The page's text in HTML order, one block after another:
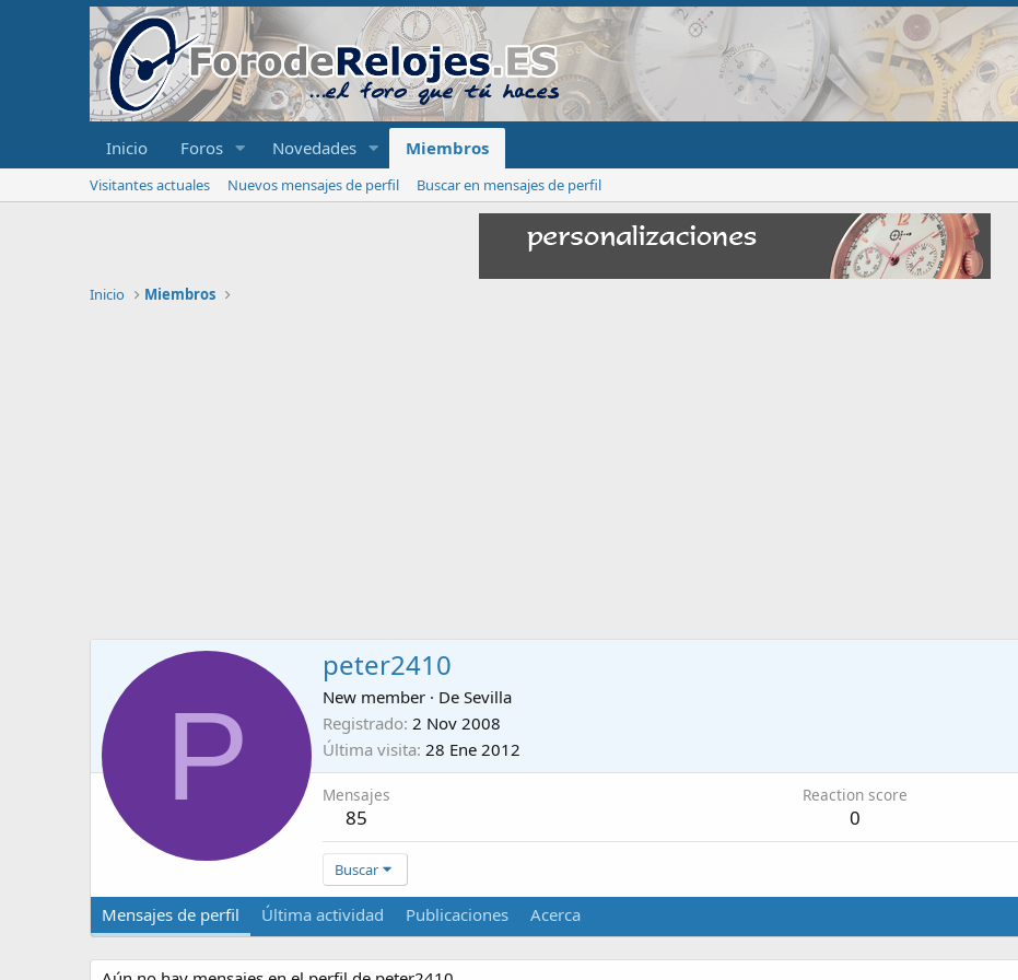
Inicio Foros Novedades Miembros
Visitantes actuales Nuevos mensajes de perfil Buscar en mensajes de perfil
Inicio Miembros
P
peter2410
New member · De Sevilla
Registrado 2 Nov 2008
Última visita 28 Ene 2012
Mensajes
85
Reaction score
0
Buscar
Mensajes de perfil Última actividad Publicaciones Acerca